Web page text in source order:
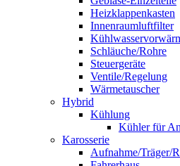
Heizklappenkasten
Innenraumluftfilter
Schläuche/Rohre
Steuergeräte
Ventile/Regelung
Wärmetauscher
Hybrid
Kühlung
Kühler für
Karosserie
Aufnahme/Träger/